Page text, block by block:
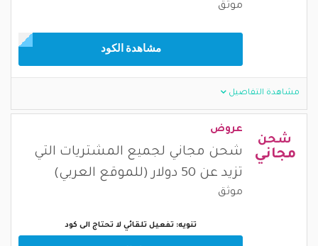
موثق
مشاهدة الكود
مشاهدة التفاصيل
شحن
مجاني
عروض
شحن مجاني لجميع المشتريات التي
تزيد عن 50 دولار (للموقع العربي)
موثق
تنويه: تفعيل تلقائي لا تحتاج الى كود